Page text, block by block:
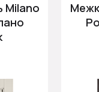
Milano